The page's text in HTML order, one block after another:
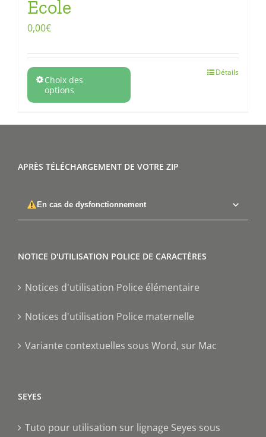
Ecole
0,00€
Choix des
options
Détails
APRÈS TÉLÉCHARGEMENT DE VOTRE ZIP
En cas de dysfonctionnement
NOTICE D'UTILISATION POLICE DE CARACTÈRES
Notices d'utilisation Police élémentaire
Notices d'utilisation Police maternelle
Variante contextuelles sous Word, sur Mac
SEYES
Tuto pour utilisation sur lignage Seyes sous